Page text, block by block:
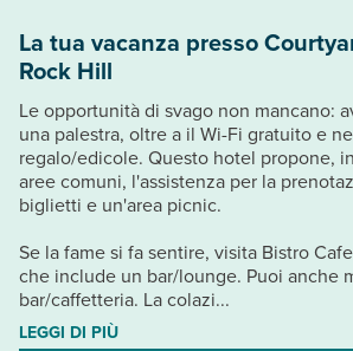
La tua vacanza presso
Rock Hill
Le opportunità di svago non mancano:
una palestra, oltre a il Wi-Fi gratuito e
regalo/edicole. Questo hotel propone,
aree comuni, l'assistenza per la
biglietti e un'area picnic.
Se la fame si fa sentire, visita Bistro
che include un bar/lounge. Puoi anche
bar/caffetteria. La colazi...
LEGGI DI PIÙ